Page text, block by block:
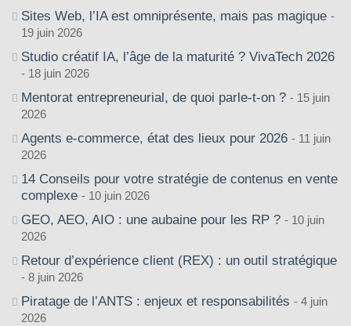
Sites Web, l’IA est omniprésente, mais pas magique
19 juin 2026
Studio créatif IA, l’âge de la maturité ? VivaTech 2026
18 juin 2026
Mentorat entrepreneurial, de quoi parle-t-on ?
15 juin
2026
Agents e-commerce, état des lieux pour 2026
11 juin
2026
14 Conseils pour votre stratégie de contenus en vente
complexe
10 juin 2026
GEO, AEO, AIO : une aubaine pour les RP ?
10 juin
2026
Retour d’expérience client (REX) : un outil stratégique
8 juin 2026
Piratage de l’ANTS : enjeux et responsabilités
4 juin
2026